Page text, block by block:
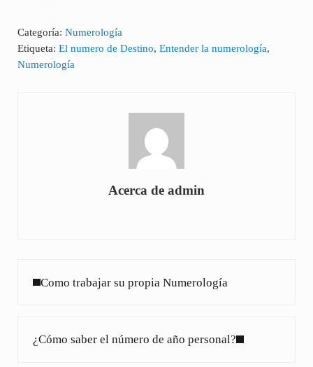
Categoría: Numerología
Etiqueta: El numero de Destino, Entender la numerología,
Numerología
Acerca de admin
Como trabajar su propia Numerología
¿Cómo saber el número de año personal?